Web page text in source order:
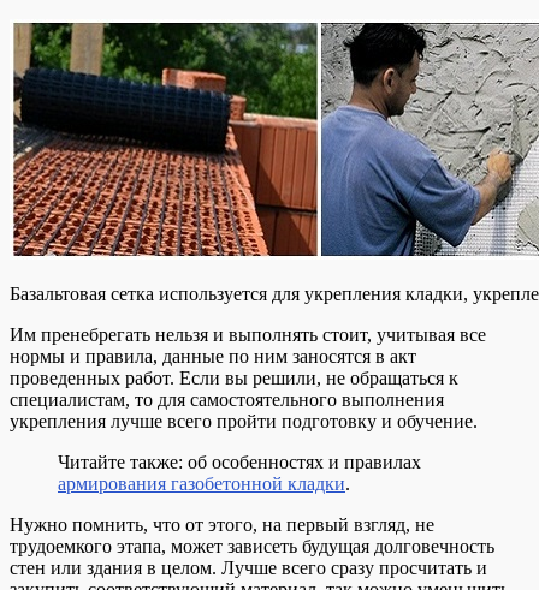
Базальтовая сетка используется для укрепления кладки,
Им пренебрегать нельзя и выполнять стоит, учитывая все
нормы и правила, данные по ним заносятся в акт
проведенных работ. Если вы решили, не обращаться к
специалистам, то для самостоятельного выполнения
укрепления лучше всего пройти подготовку и обучение.
Читайте также: об особенностях и правилах
армирования газобетонной кладки.
Нужно помнить, что от этого, на первый взгляд, не
трудоемкого этапа, может зависеть будущая долговечность
стен или здания в целом. Лучше всего сразу просчитать и